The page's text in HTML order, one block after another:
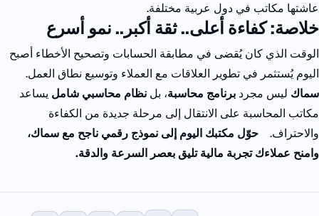
عاشتها مكاتب في دول عربية مختلفة.
خلاصة: كفاءة أعلى.. ثقة أكبر.. نمو أسرع
الوقت الذي كان يُقضى في مطابقة الحسابات وتصحيح الأخطاء أصبح
اليوم يُستثمر في تطوير العلاقات مع العملاء وتوسيع نطاق العمل.
سماك ليس مجرد برنامج محاسبة، بل نظام محاسبي شامل يساعد
مكاتب المحاسبة على الانتقال إلى مرحلة جديدة من الكفاءة
والاحتراف.
حوّل مكتبك اليوم إلى نموذج رقمي ناجح مع سماك،
وامنح عملاءك تجربة مالية تليق بعصر السرعة والدقة.